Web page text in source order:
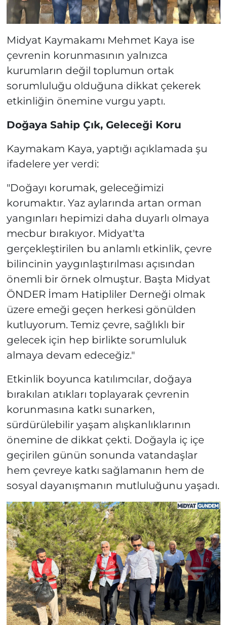
Midyat Kaymakamı Mehmet Kaya ise
çevrenin korunmasının yalnızca
kurumların değil toplumun ortak
sorumluluğu olduğuna dikkat çekerek
etkinliğin önemine vurgu yaptı.
Doğaya Sahip Çık, Geleceği Koru
Kaymakam Kaya, yaptığı açıklamada şu
ifadelere yer verdi:
"Doğayı korumak, geleceğimizi
korumaktır. Yaz aylarında artan orman
yangınları hepimizi daha duyarlı olmaya
mecbur bırakıyor. Midyat'ta
gerçekleştirilen bu anlamlı etkinlik, çevre
bilincinin yaygınlaştırılması açısından
önemli bir örnek olmuştur. Başta Midyat
ÖNDER İmam Hatipliler Derneği olmak
üzere emeği geçen herkesi gönülden
kutluyorum. Temiz çevre, sağlıklı bir
gelecek için hep birlikte sorumluluk
almaya devam edeceğiz."
Etkinlik boyunca katılımcılar, doğaya
bırakılan atıkları toplayarak çevrenin
korunmasına katkı sunarken,
sürdürülebilir yaşam alışkanlıklarının
önemine de dikkat çekti. Doğayla iç içe
geçirilen günün sonunda vatandaşlar
hem çevreye katkı sağlamanın hem de
sosyal dayanışmanın mutluluğunu yaşadı.